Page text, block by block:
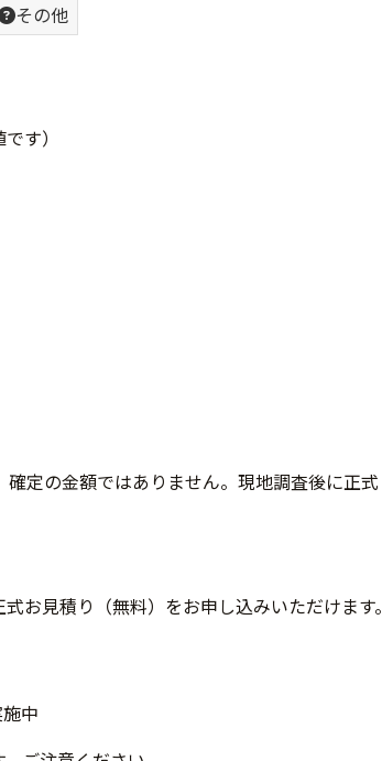
その他
す）
定の金額ではありません。現地調査後に正式
お見積り（無料）をお申し込みいただけます。